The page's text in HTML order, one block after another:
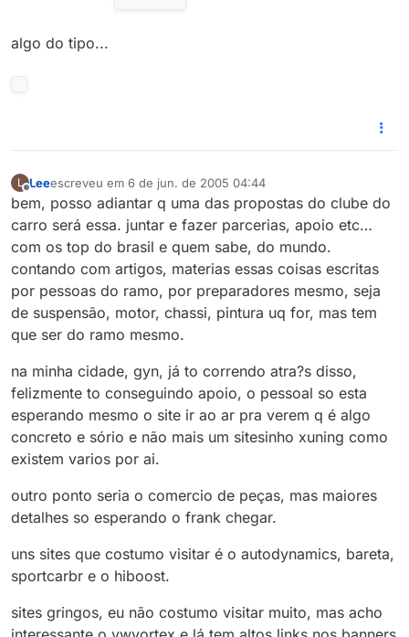
algo do tipo...
L Leeescreveu em 6 de jun. de 2005 04:44
última edição por
bem, posso adiantar q uma das propostas do clube do
carro será essa. juntar e fazer parcerias, apoio etc…
com os top do brasil e quem sabe, do mundo.
contando com artigos, materias essas coisas escritas
por pessoas do ramo, por preparadores mesmo, seja
de suspensão, motor, chassi, pintura uq for, mas tem
que ser do ramo mesmo.
na minha cidade, gyn, já to correndo atra?s disso,
felizmente to conseguindo apoio, o pessoal so esta
esperando mesmo o site ir ao ar pra verem q é algo
concreto e sório e não mais um sitesinho xuning como
existem varios por ai.
outro ponto seria o comercio de peças, mas maiores
detalhes so esperando o frank chegar.
uns sites que costumo visitar é o autodynamics, bareta,
sportcarbr e o hiboost.
sites gringos, eu não costumo visitar muito, mas acho